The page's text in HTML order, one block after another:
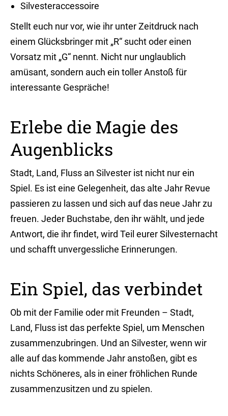
Silvesteraccessoire
Stellt euch nur vor, wie ihr unter Zeitdruck nach
einem Glücksbringer mit „R“ sucht oder einen
Vorsatz mit „G“ nennt. Nicht nur unglaublich
amüsant, sondern auch ein toller Anstoß für
interessante Gespräche!
Erlebe die Magie des
Augenblicks
Stadt, Land, Fluss an Silvester ist nicht nur ein
Spiel. Es ist eine Gelegenheit, das alte Jahr Revue
passieren zu lassen und sich auf das neue Jahr zu
freuen. Jeder Buchstabe, den ihr wählt, und jede
Antwort, die ihr findet, wird Teil eurer Silvesternacht
und schafft unvergessliche Erinnerungen.
Ein Spiel, das verbindet
Ob mit der Familie oder mit Freunden – Stadt,
Land, Fluss ist das perfekte Spiel, um Menschen
zusammenzubringen. Und an Silvester, wenn wir
alle auf das kommende Jahr anstoßen, gibt es
nichts Schöneres, als in einer fröhlichen Runde
zusammenzusitzen und zu spielen.